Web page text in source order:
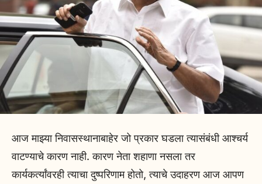
आज माझ्या निवासस्थानाबाहेर जो प्रकार घडला त्यासंबंधी आश्चर्य
वाटण्याचे कारण नाही. कारण नेता शहाणा नसला तर
कार्यकर्त्यांवरही त्याचा दुष्परिणाम होतो, त्याचे उदाहरण आज आपण